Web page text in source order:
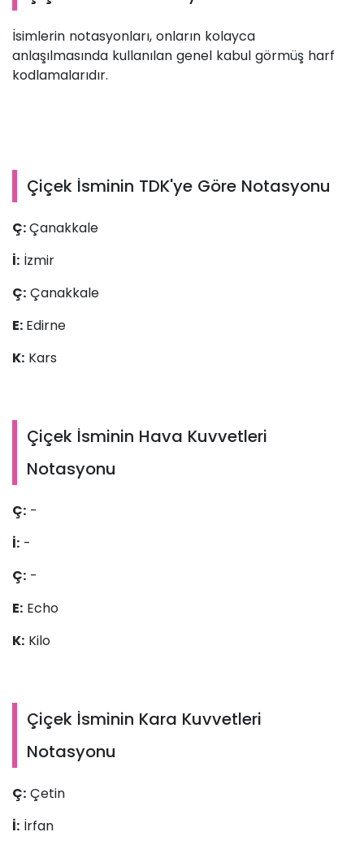
İsimlerin notasyonları, onların kolayca
anlaşılmasında kullanılan genel kabul görmüş harf
kodlamalarıdır.
Çiçek İsminin TDK'ye Göre Notasyonu
Ç:Çanakkale
İ: İzmir
Ç: Çanakkale
E: Edirne
K: Kars
Çiçek İsminin Hava Kuvvetleri
Notasyonu
Ç: -
İ: -
Ç: -
E: Echo
K: Kilo
Çiçek İsminin Kara Kuvvetleri
Notasyonu
Ç: Çetin
İ: İrfan